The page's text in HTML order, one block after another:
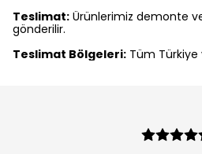
Teslimat: Ürünlerimiz demonte
gönderilir.
Teslimat Bölgeleri: Tüm